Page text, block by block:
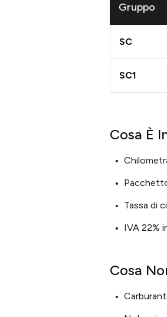
Gruppo
SC
SC1
Cosa È
Tassa di
IVA 22%
Cosa